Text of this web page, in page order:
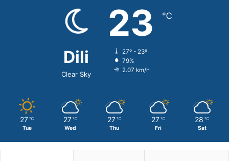
Dili
Clear Sky
23 ℃
27º - 23º
79%
2.07 km/h
27 ℃
Tue
27 ℃
Wed
27 ℃
Thu
27 ℃
Fri
28 ℃
Sat